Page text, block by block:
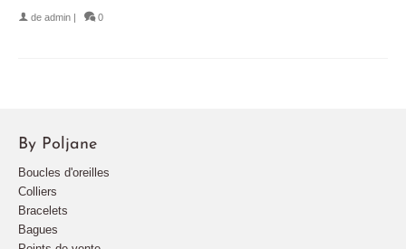
de admin 0
By Poljane
Boucles d'oreilles
Colliers
Bracelets
Bagues